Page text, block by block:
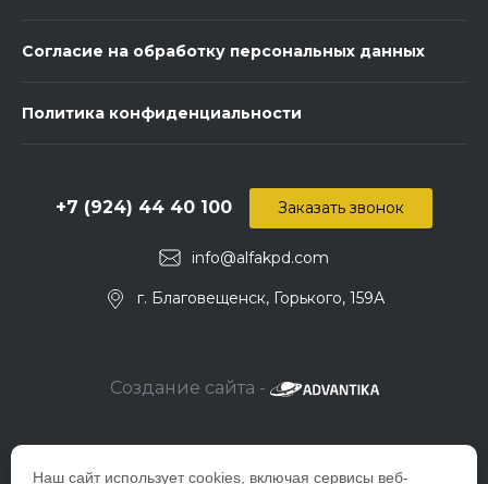
Наш сайт использует cookies, включая сервисы веб-
Согласие на обработку персональных данных
Политика конфиденциальности
info@alfakpd.com
+7 (924) 44 40 100
г. Благовещенск, Горького, 159А
Заказать звонок
Создание сайта -